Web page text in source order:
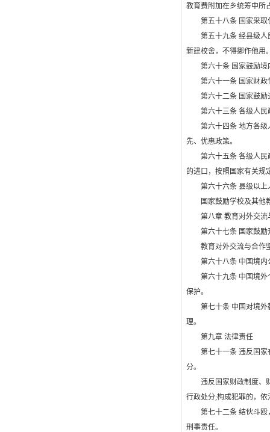
教育费附加在乡统筹中所
第五十八条 国家采取优
第五十九条 经县级人民
新建校舍，不得挪作他用
第六十条 国家鼓励境
第六十一条 国家财政
第六十二条 国家鼓励
第六十三条 各级人民政
第六十四条 地方各级人
先、优惠政策。
第六十五条 各级人民政
的进口，按照国家有关规
第六十六条 县级以上人
国家鼓励学校及其他教
第八章 教育对外交流
第六十七条 国家鼓励
教育对外交流与合作坚
第六十八条 中国境内
第六十九条 中国境外个
保护。
第七十条 中国对境外教
理。
第九章 法律责任
第七十一条 违反国家
分。
违反国家财政制度、财
行政处分;构成犯罪的，依
第七十二条 结伙斗殴，
刑事责任。